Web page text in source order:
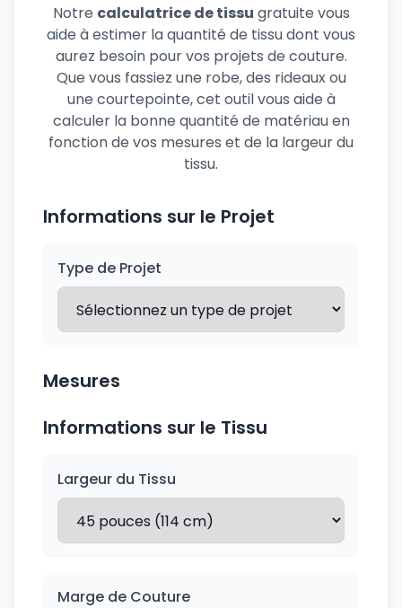
Notre calculatrice de tissu gratuite vous
aide à estimer la quantité de tissu dont vous
aurez besoin pour vos projets de couture.
Que vous fassiez une robe, des rideaux ou
une courtepointe, cet outil vous aide à
calculer la bonne quantité de matériau en
fonction de vos mesures et de la largeur du
tissu.
Informations sur le Projet
Type de Projet
Mesures
Informations sur le Tissu
Largeur du Tissu
Marge de Couture